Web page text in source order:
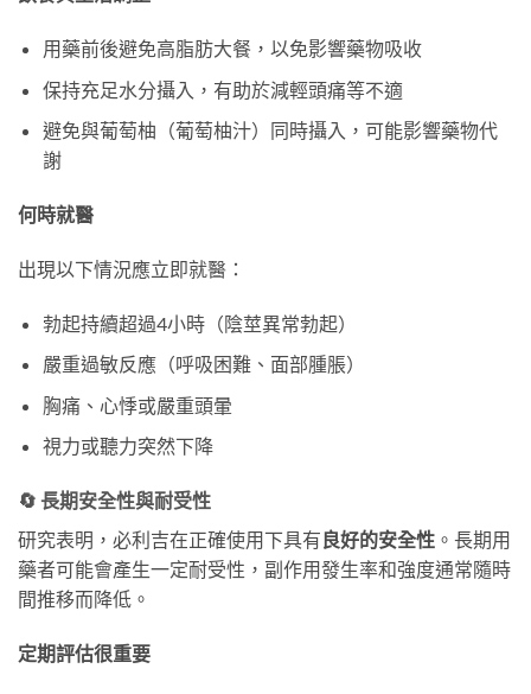
用藥前後避免高脂肪大餐，以免影響藥物吸收
保持充足水分攝入，有助於減輕頭痛等不適
避免與葡萄柚（葡萄柚汁）同時攝入，可能影響藥物代
謝
何時就醫
出現以下情況應立即就醫：
勃起持續超過4小時（陰莖異常勃起）
嚴重過敏反應（呼吸困難、面部腫脹）
胸痛、心悸或嚴重頭暈
視力或聽力突然下降
🔄 長期安全性與耐受性
研究表明，必利吉在正確使用下具有 良好的安全性 。長期用
藥者可能會產生一定耐受性，副作用發生率和強度通常隨時
間推移而降低。
定期評估很重要